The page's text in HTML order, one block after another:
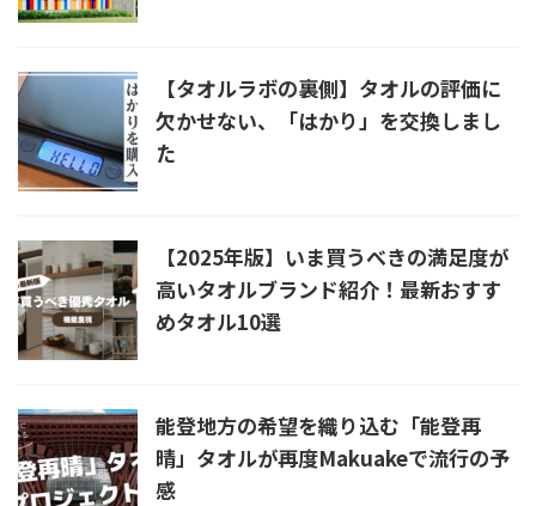
【タオルラボの裏側】タオルの評価に
欠かせない、「はかり」を交換しまし
た
【2025年版】いま買うべきの満足度が
高いタオルブランド紹介！最新おすす
めタオル10選
能登地方の希望を織り込む「能登再
晴」タオルが再度Makuakeで流行の予
感